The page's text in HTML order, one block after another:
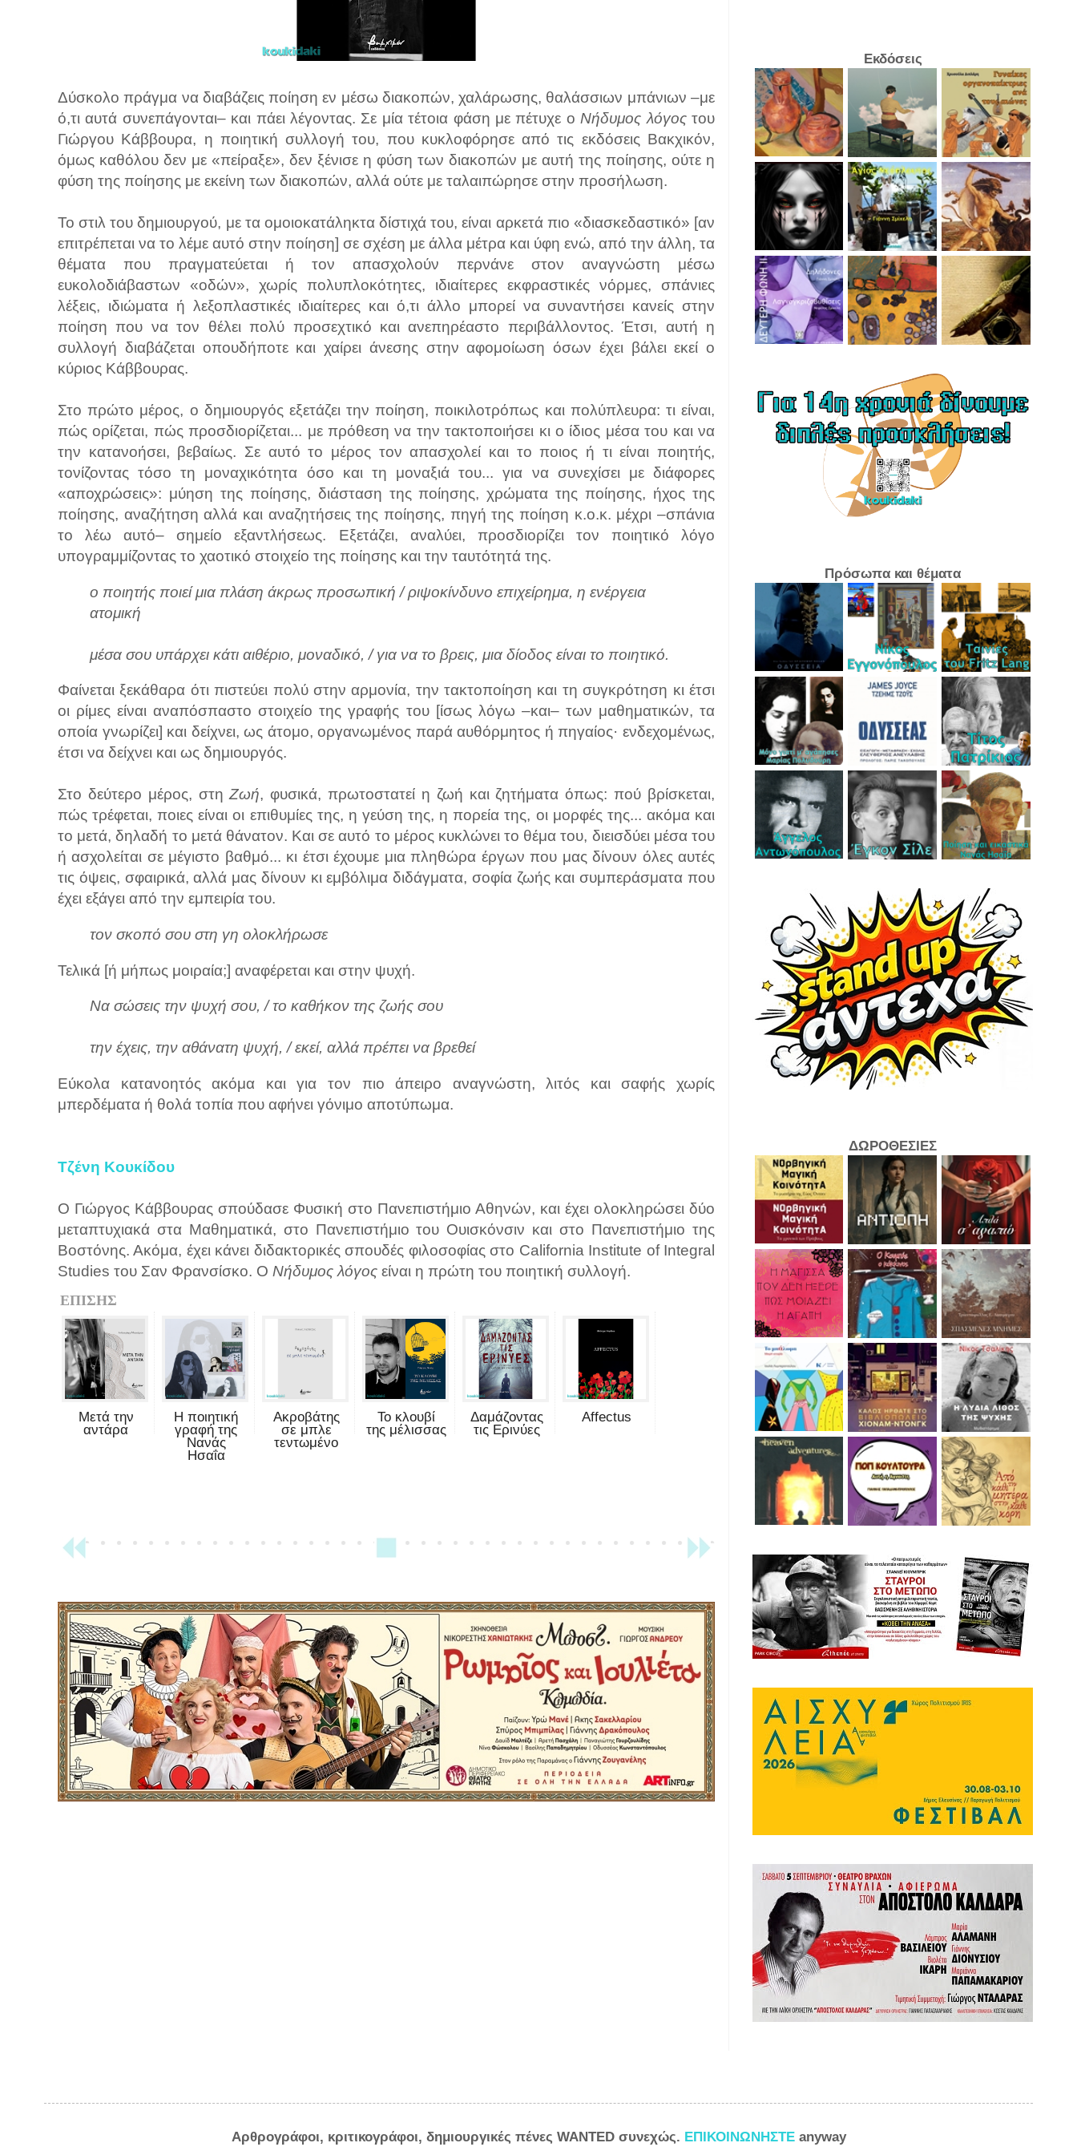
Δύσκολο πράγμα να διαβάζεις ποίηση εν μέσω διακοπών, χαλάρωσης, θαλάσσιων μπάνιων –με
ό,τι αυτά συνεπάγονται– και πάει λέγοντας. Σε μία τέτοια φάση με πέτυχε ο Νήδυμος λόγοςτου
Γιώργου Κάββουρα, η ποιητική συλλογή του, που κυκλοφόρησε από τις εκδόσεις Βακχικόν,
όμως καθόλου δεν με «πείραξε», δεν ξένισε η φύση των διακοπών με αυτή της ποίησης, ούτε η
φύση της ποίησης με εκείνη των διακοπών, αλλά ούτε με ταλαιπώρησε στην προσήλωση.
Το στιλ του δημιουργού, με τα ομοιοκατάληκτα δίστιχά του, είναι αρκετά πιο «διασκεδαστικό» [αν
επιτρέπεται να το λέμε αυτό στην ποίηση] σε σχέση με άλλα μέτρα και ύφη ενώ, από την άλλη, τα
θέματα που πραγματεύεται ή τον απασχολούν περνάνε στον αναγνώστη μέσω
ευκολοδιάβαστων «οδών», χωρίς πολυπλοκότητες, ιδιαίτερες εκφραστικές νόρμες, σπάνιες
λέξεις, ιδιώματα ή λεξοπλαστικές ιδιαίτερες και ό,τι άλλο μπορεί να συναντήσει κανείς στην
ποίηση που να τον θέλει πολύ προσεχτικό και ανεπηρέαστο περιβάλλοντος. Έτσι, αυτή η
συλλογή διαβάζεται οπουδήποτε και χαίρει άνεσης στην αφομοίωση όσων έχει βάλει εκεί ο
κύριος Κάββουρας.
Στο πρώτο μέρος, ο δημιουργός εξετάζει την ποίηση, ποικιλοτρόπως και πολύπλευρα: τι είναι,
πώς ορίζεται, πώς προσδιορίζεται... με πρόθεση να την τακτοποιήσει κι ο ίδιος μέσα του και να
την κατανοήσει, βεβαίως. Σε αυτό το μέρος τον απασχολεί και το ποιος ή τι είναι ποιητής,
τονίζοντας τόσο τη μοναχικότητα όσο και τη μοναξιά του... για να συνεχίσει με διάφορες
«αποχρώσεις»: μύηση της ποίησης, διάσταση της ποίησης, χρώματα της ποίησης, ήχος της
ποίησης, αναζήτηση αλλά και αναζητήσεις της ποίησης, πηγή της ποίηση κ.ο.κ. μέχρι –σπάνια
το λέω αυτό– σημείο εξαντλήσεως. Εξετάζει, αναλύει, προσδιορίζει τον ποιητικό λόγο
υπογραμμίζοντας το χαοτικό στοιχείο της ποίησης και την ταυτότητά της.
ο ποιητής ποιεί μια πλάση άκρως προσωπική / ριψοκίνδυνο επιχείρημα, η ενέργεια
ατομική
μέσα σου υπάρχει κάτι αιθέριο, μοναδικό, / για να το βρεις, μια δίοδος είναι το ποιητικό.
Φαίνεται ξεκάθαρα ότι πιστεύει πολύ στην αρμονία, την τακτοποίηση και τη συγκρότηση κι έτσι
οι ρίμες είναι αναπόσπαστο στοιχείο της γραφής του [ίσως λόγω –και– των μαθηματικών, τα
οποία γνωρίζει] και δείχνει, ως άτομο, οργανωμένος παρά αυθόρμητος ή πηγαίος· ενδεχομένως,
έτσι να δείχνει και ως δημιουργός.
Στο δεύτερο μέρος, στηΖωή, φυσικά, πρωτοστατεί η ζωή και ζητήματα όπως: πού βρίσκεται,
πώς τρέφεται, ποιες είναι οι επιθυμίες της, η γεύση της, η πορεία της, οι μορφές της... ακόμα και
το μετά, δηλαδή το μετά θάνατον. Και σε αυτό το μέρος κυκλώνει το θέμα του, διεισδύει μέσα του
ή ασχολείται σε μέγιστο βαθμό... κι έτσι έχουμε μια πληθώρα έργων που μας δίνουν όλες αυτές
τις όψεις, σφαιρικά, αλλά μας δίνουν κι εμβόλιμα διδάγματα, σοφία ζωής και συμπεράσματα που
έχει εξάγει από την εμπειρία του.
τον σκοπό σου στη γη ολοκλήρωσε
Τελικά [ή μήπως μοιραία;] αναφέρεται και στην ψυχή.
Να σώσεις την ψυχή σου, / το καθήκον της ζωής σου
την έχεις, την αθάνατη ψυχή, / εκεί, αλλά πρέπει να βρεθεί
Εύκολα κατανοητός ακόμα και για τον πιο άπειρο αναγνώστη, λιτός και σαφής χωρίς
μπερδέματα ή θολά τοπία που αφήνει γόνιμο αποτύπωμα.
Τζένη Κουκίδου
Ο Γιώργος Κάββουρας σπούδασε Φυσική στο Πανεπιστήμιο Αθηνών, και έχει ολοκληρώσει δύο
μεταπτυχιακά στα Μαθηματικά, στο Πανεπιστήμιο του Ουισκόνσιν και στο Πανεπιστήμιο της
Βοστόνης. Ακόμα, έχει κάνει διδακτορικές σπουδές φιλοσοφίας στο California Institute of Integral
Studies του Σαν Φρανσίσκο. Ο Νήδυμος λόγος είναι η πρώτη του ποιητική συλλογή.
ΕΠΙΣΗΣ
Μετά την
αντάρα
Η ποιητική
γραφή της
Νανάς
Ησαΐα
Ακροβάτης
σε μπλε
τεντωμένο
Το κλουβί
της μέλισσας
Δαμάζοντας
τις Ερινύες
Affectus
Εκδόσεις
Πρόσωπα και θέματα
ΔΩΡΟΘΕΣΙΕΣ
Αρθρογράφοι, κριτικογράφοι, δημιουργικές πένες WANTED συνεχώς. ΕΠΙΚΟΙΝΩΝΗΣΤΕ anyway